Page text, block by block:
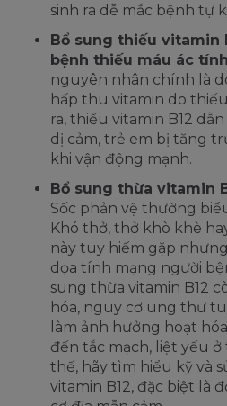
sinh ra dễ mắc bệnh tự
Bổ sung thiếu vitamin
bệnh thiếu máu ác
nguyên nhân chính là
hấp thu vitamin do
ra, thiếu vitamin B12
dị cảm, trẻ em bị tăng
khi vận động mạnh.
Bổ sung thừa vitamin
Sốc phản vệ thường
Khó thở, thở khò khè
này tuy hiếm gặp
dọa tính mạng người
sung thừa vitamin B12
hóa, nguy cơ ung thư
làm ảnh hưởng hoạt
đến tắc mạch, liệt yếu ở
thế, hãy tìm hiểu kỹ và
vitamin B12, đặc biệt là